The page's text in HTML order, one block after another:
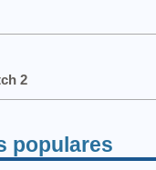
2
populares